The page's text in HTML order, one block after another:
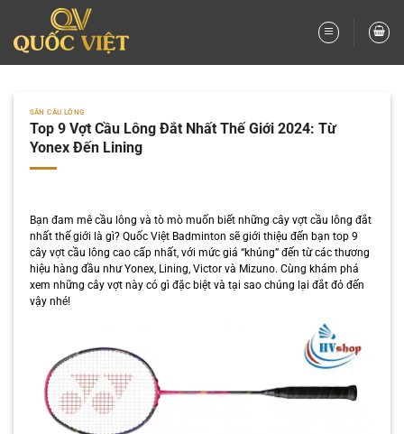
nội
dung
SÂN CẦU LÔNG
Top 9 Vợt Cầu Lông Đắt Nhất Thế Giới 2024: Từ
Yonex Đến Lining
Bạn đam mê cầu lông và tò mò muốn biết những cây vợt cầu lông đắt
nhất thế giới là gì? Quốc Việt Badminton sẽ giới thiệu đến bạn top 9
cây vợt cầu lông cao cấp nhất, với mức giá “khủng” đến từ các thương
hiệu hàng đầu như Yonex, Lining, Victor và Mizuno. Cùng khám phá
xem những cây vợt này có gì đặc biệt và tại sao chúng lại đắt đỏ đến
vậy nhé!